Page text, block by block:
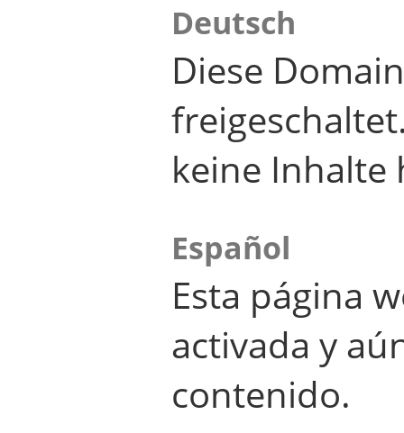
Deutsch
Diese
keine Inhalte
Español
Esta página
activada y
contenido.